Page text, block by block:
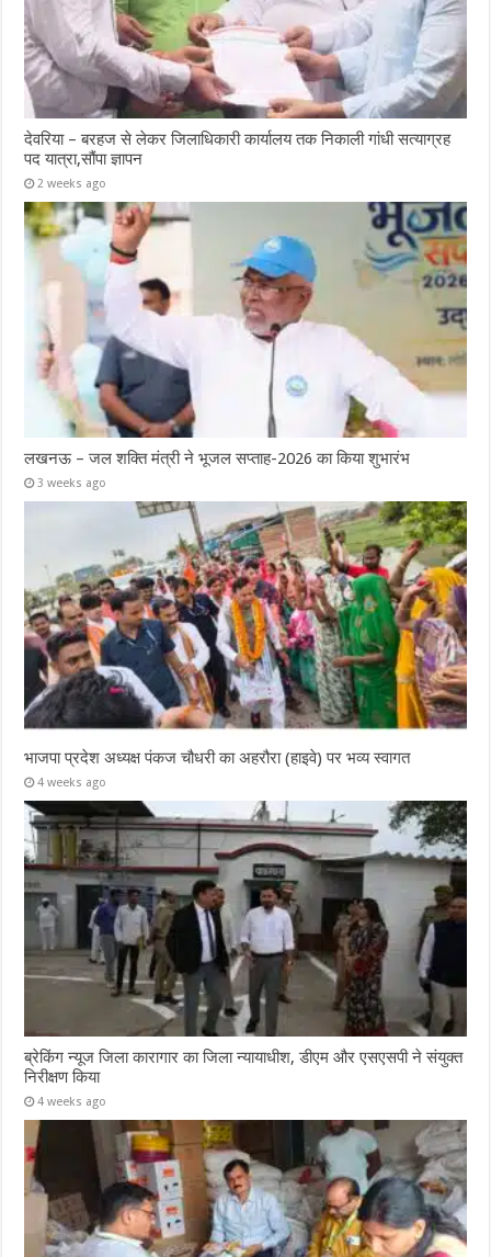
देवरिया – बरहज से लेकर जिलाधिकारी कार्यालय तक निकाली गांधी सत्याग्रह
पद यात्रा,सौंपा ज्ञापन
2 weeks ago
लखनऊ – जल शक्ति मंत्री ने भूजल सप्ताह-2026 का किया शुभारंभ
3 weeks ago
भाजपा प्रदेश अध्यक्ष पंकज चौधरी का अहरौरा (हाइवे) पर भव्य स्वागत
4 weeks ago
ब्रेकिंग न्यूज जिला कारागार का जिला न्यायाधीश, डीएम और एसएसपी ने संयुक्त
निरीक्षण किया
4 weeks ago